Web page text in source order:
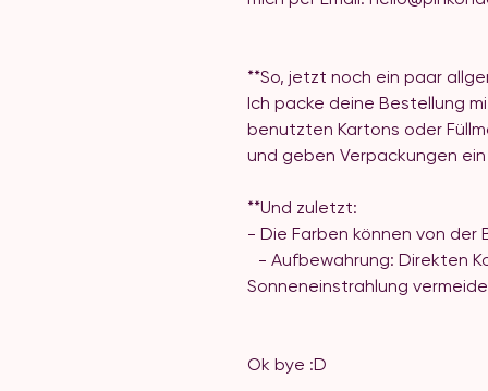
**So, jetzt noch ein paar
Ich packe deine Bestellung
benutzten Kartons oder
und geben Verpackungen
**Und zuletzt:
- Die Farben können von der
- Aufbewahrung: Direkten
Sonneneinstrahlung
Ok bye :D